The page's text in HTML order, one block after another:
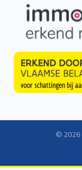
© 2026